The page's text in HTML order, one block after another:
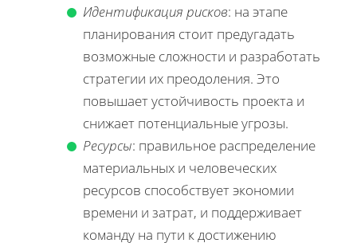
Идентификация рисков: на этапе
планирования стоит предугадать
возможные сложности и разработать
стратегии их преодоления. Это
повышает устойчивость проекта и
снижает потенциальные угрозы.
Ресурсы: правильное распределение
материальных и человеческих
ресурсов способствует экономии
времени и затрат, и поддерживает
команду на пути к достижению